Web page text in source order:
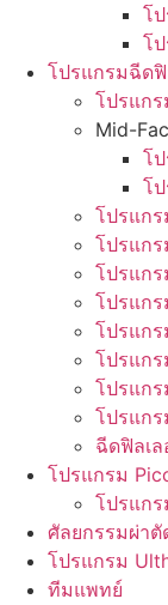
โ
โ
โปรแกรมฉีดฟิ
โปรแก
Mid-
โ
โ
โปรแก
โปรแก
โปรแก
โปรแก
โปรแก
โปรแก
โปรแก
โปรแก
ฉีดฟิลเ
โปรแกรม
โปรแก
ศัลยกรรมผ่าตั
โปรแกรม
ทีมแพทย์